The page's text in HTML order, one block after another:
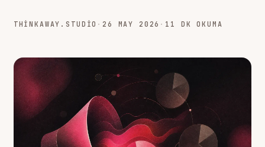
THINKAWAY.STUDIO ·26 MAY 2026 · 11 DK OKUMA